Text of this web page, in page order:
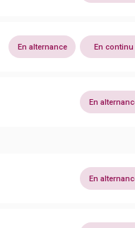
En alternance En continu
En
En